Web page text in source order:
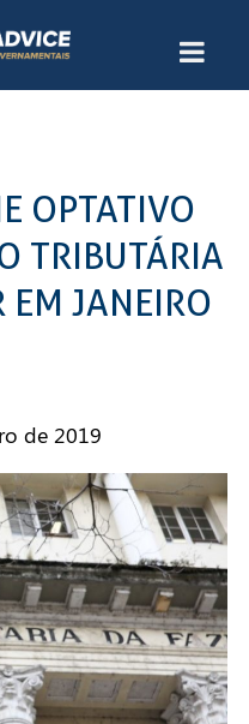
OPTATIVO
TRIBUTÁRIA
EM JANEIRO
de 2019